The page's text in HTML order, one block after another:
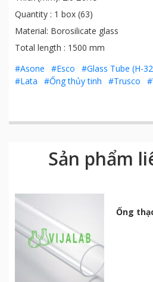
Quantity : 1 box (63)
Material: Borosilicate glass
Total length : 1500 mm
#Asone
#Esco
#Glass Tube (H-
#Lata
#Ống thủy tinh #Trusco
Sản phẩm
Ống